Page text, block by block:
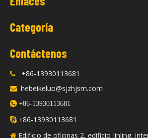
Categoría
Contáctenos
 +86-13930113681
 hebeikeluo@sjzhjsm.com
 +86-13930113681
 +86-13930113681
 Edificio de oficinas 2, edificio Jinling,